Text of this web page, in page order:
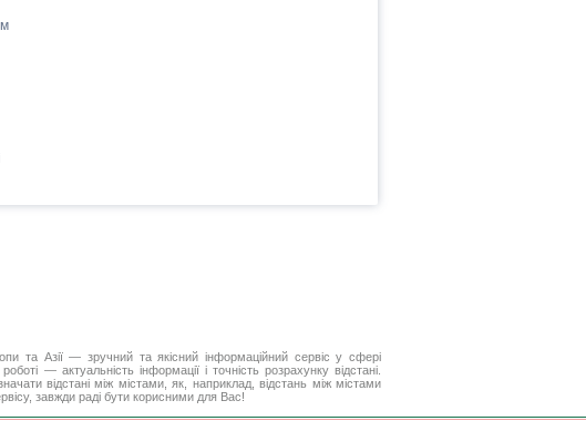
та Азії — зручний та якісний інформаційний сервіс у сфері
— актуальність інформації і точність розрахунку відстані.
відстані між містами, як, наприклад, відстань між містами
завжди раді бути корисними для Вас!